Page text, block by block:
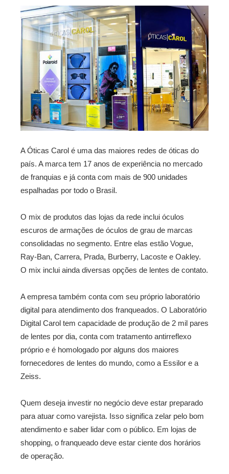
A Óticas Carol é uma das maiores redes de óticas do
país. A marca tem 17 anos de experiência no mercado
de franquias e já conta com mais de 900 unidades
espalhadas por todo o Brasil.
O mix de produtos das lojas da rede inclui óculos
escuros de armações de óculos de grau de marcas
consolidadas no segmento. Entre elas estão Vogue,
Ray-Ban, Carrera, Prada, Burberry, Lacoste e Oakley.
O mix inclui ainda diversas opções de lentes de contato.
A empresa também conta com seu próprio laboratório
digital para atendimento dos franqueados. O Laboratório
Digital Carol tem capacidade de produção de 2 mil pares
de lentes por dia, conta com tratamento antirreflexo
próprio e é homologado por alguns dos maiores
fornecedores de lentes do mundo, como a Essilor e a
Zeiss.
Quem deseja investir no negócio deve estar preparado
para atuar como varejista. Isso significa zelar pelo bom
atendimento e saber lidar com o público. Em lojas de
shopping, o franqueado deve estar ciente dos horários
de operação.